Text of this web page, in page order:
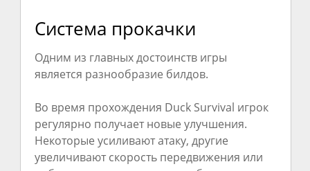
Система прокачки
Одним из главных достоинств игры
является разнообразие билдов.
Во время прохождения Duck Survival игрок
регулярно получает новые улучшения.
Некоторые усиливают атаку, другие
увеличивают скорость передвижения или